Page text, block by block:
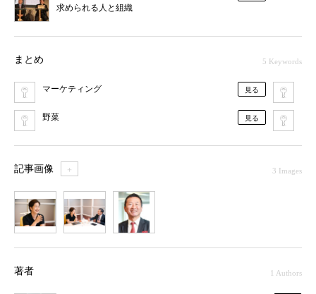
求められる人と組織
まとめ 5 Keywords
マーケティング 見る
野菜 見る
記事画像 ＋ 3 Images
著者 1 Authors